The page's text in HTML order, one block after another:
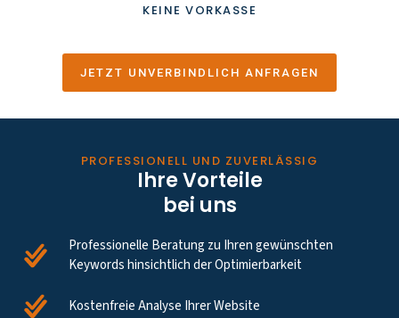
KEINE VORKASSE
JETZT UNVERBINDLICH ANFRAGEN
PROFESSIONELL UND ZUVERLÄSSIG
Ihre Vorteile
bei uns
Professionelle Beratung zu Ihren gewünschten
Keywords hinsichtlich der Optimierbarkeit
Kostenfreie Analyse Ihrer Website